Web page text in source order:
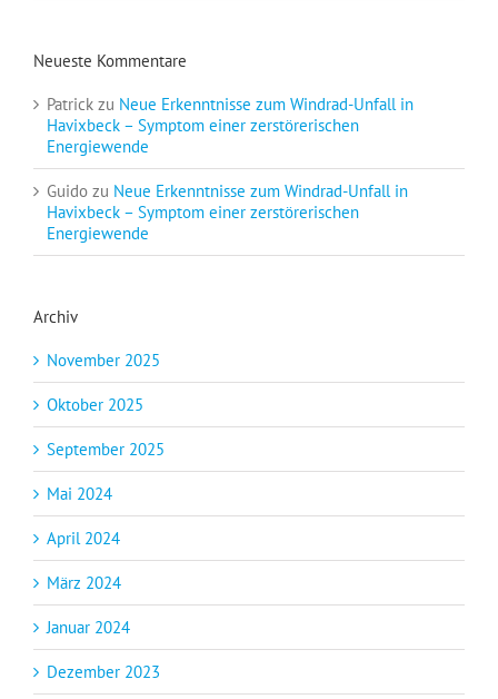
Neueste Kommentare
Patrick zu Neue Erkenntnisse zum Windrad-Unfall in
Havixbeck – Symptom einer zerstörerischen
Energiewende
Guido zu Neue Erkenntnisse zum Windrad-Unfall in
Havixbeck – Symptom einer zerstörerischen
Energiewende
Archiv
November 2025
Oktober 2025
September 2025
Mai 2024
April 2024
März 2024
Januar 2024
Dezember 2023